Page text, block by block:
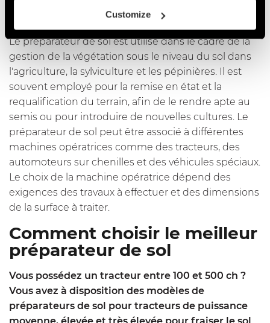
Customize
Le préparateur de sol est utilisé dans le cadre de la
gestion de la végétation sous le niveau du sol dans
l'agriculture, la sylviculture et les pépinières. Il est
souvent employé pour la remise en état et la
requalification du terrain, afin de le rendre apte au
semis ou pour introduire de nouvelles cultures. Le
préparateur de sol peut être associé à différentes
machines opératrices comme des tracteurs, des
automoteurs sur chenilles et des véhicules spéciaux.
Le choix de la machine opératrice dépend des
exigences des travaux à effectuer et des dimensions
de la surface à traiter.
Comment choisir le meilleur
préparateur de sol
Vous possédez un tracteur entre 100 et 500 ch ?
Vous avez à disposition des modèles de
préparateurs de sol pour tracteurs de puissance
moyenne, élevée et très élevée pour fraiser le sol